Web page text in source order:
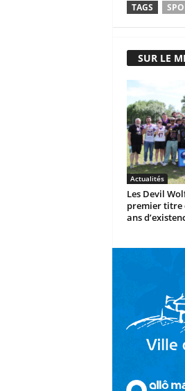
TAGS
SUR LE
Actualités
Les Devil
premier titre
ans